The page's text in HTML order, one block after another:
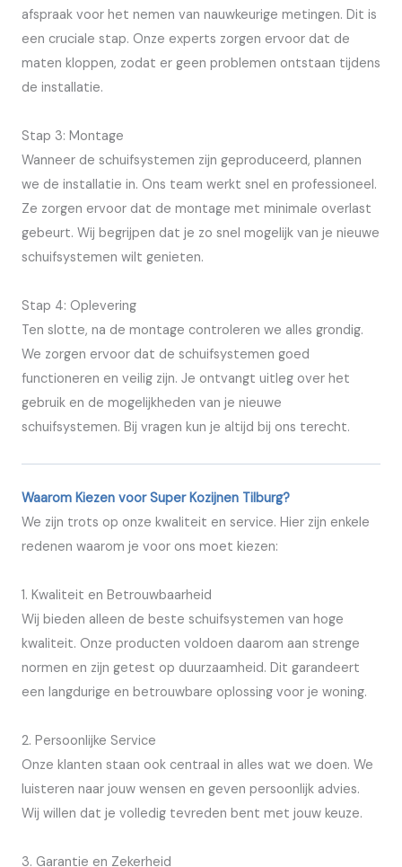
afspraak voor het nemen van nauwkeurige metingen. Dit is
een cruciale stap. Onze experts zorgen ervoor dat de
maten kloppen, zodat er geen problemen ontstaan tijdens
de installatie.
Stap 3: Montage
Wanneer de schuifsystemen zijn geproduceerd, plannen
we de installatie in. Ons team werkt snel en professioneel.
Ze zorgen ervoor dat de montage met minimale overlast
gebeurt. Wij begrijpen dat je zo snel mogelijk van je nieuwe
schuifsystemen wilt genieten.
Stap 4: Oplevering
Ten slotte, na de montage controleren we alles grondig.
We zorgen ervoor dat de schuifsystemen goed
functioneren en veilig zijn. Je ontvangt uitleg over het
gebruik en de mogelijkheden van je nieuwe
schuifsystemen. Bij vragen kun je altijd bij ons terecht.
Waarom Kiezen voor Super Kozijnen Tilburg?
We zijn trots op onze kwaliteit en service. Hier zijn enkele
redenen waarom je voor ons moet kiezen:
1. Kwaliteit en Betrouwbaarheid
Wij bieden alleen de beste schuifsystemen van hoge
kwaliteit. Onze producten voldoen daarom aan strenge
normen en zijn getest op duurzaamheid. Dit garandeert
een langdurige en betrouwbare oplossing voor je woning.
2. Persoonlijke Service
Onze klanten staan ook centraal in alles wat we doen. We
luisteren naar jouw wensen en geven persoonlijk advies.
Wij willen dat je volledig tevreden bent met jouw keuze.
3. Garantie en Zekerheid